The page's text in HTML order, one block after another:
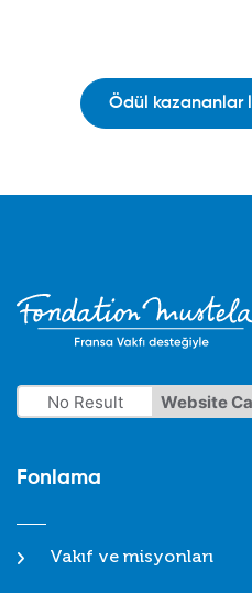
Ödül kazananlar
No Result Website
Fonlama
Vakıf ve misyonları